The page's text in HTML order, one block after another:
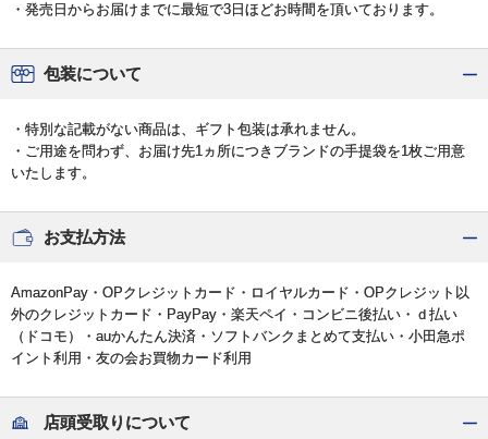
・発売日からお届けまでに最短で3日ほどお時間を頂いております。
包装について
・特別な記載がない商品は、ギフト包装は承れません。
・ご用途を問わず、お届け先1ヵ所につきブランドの手提袋を1枚ご用意
いたします。
お支払方法
AmazonPay・OPクレジットカード・ロイヤルカード・OPクレジット以
外のクレジットカード・PayPay・楽天ペイ・コンビニ後払い・ｄ払い
（ドコモ）・auかんたん決済・ソフトバンクまとめて支払い・小田急ポ
イント利用・友の会お買物カード利用
店頭受取りについて